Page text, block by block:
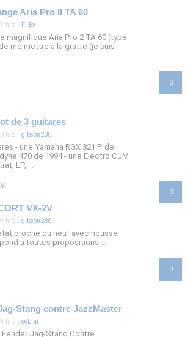
Aria Pro II TA 60
hits · Fl-Ex
Aria Pro 2 TA 60 (type
me mettre à la gratte (je suis
0
de 3 guitares
hits · gibson280
- une Yamaha RGX 321 P de
470 de 1994 - une Electro CJM
LP, ...
0
VX-2V
hits · gibson280
proche du neuf avec housse
a toutes propositions ...
0
Stang contre JazzMaster
hits · séblar
Fender Jag-Stang Contre